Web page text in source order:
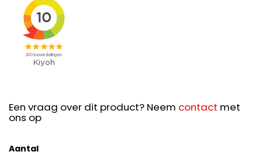
Een vraag over dit product? Neem contact met
ons op
Aantal